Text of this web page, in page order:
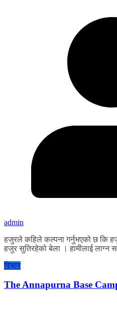
admin
हजुरले कहिले कल्पना गर्नुभएको छ कि
हजुर सुतिरहेको बेला । हामीलाई लाग्न
विचार
The Annapurna Base